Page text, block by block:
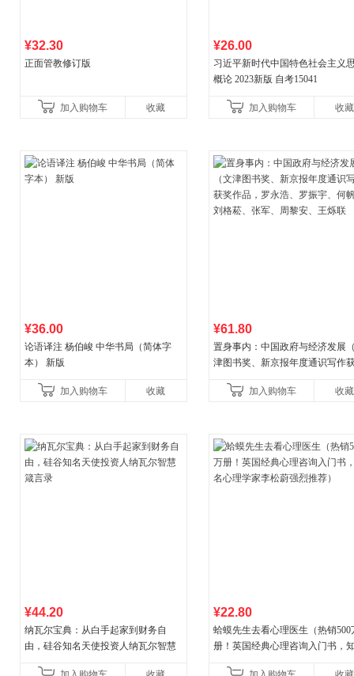
¥32.30
正面管教修订版
加入购物车 收藏
¥26.00
习近平新时代中国特色社会主义
概论 2023新版 自考15041
加入购物车 收藏
¥36.00
论语译注 杨伯峻 中华书局（简体字
本） 新版
加入购物车 收藏
¥61.80
置身事内：中国政府与经济发展
津图书奖、新京报年度通识写作
菘、张军、周黎安、王烁联
加入购物车 收藏
¥44.20
纳瓦尔宝典：从白手起家到财务自
由，硅谷知名天使投资人纳瓦尔智慧
¥22.80
蛤蟆先生去看心理医生（热销500
册！英国经典心理咨询入门书，